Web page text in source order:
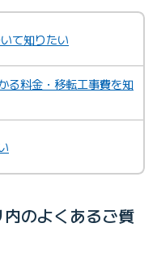
て知りたい
る料金・移転工事費を知
のよくあるご質